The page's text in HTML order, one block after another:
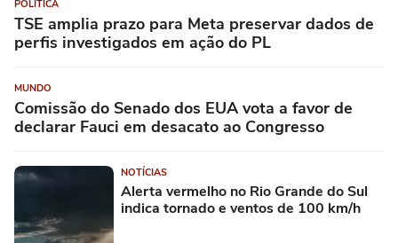
POLÍTICA
TSE amplia prazo para Meta preservar dados de
perfis investigados em ação do PL
MUNDO
Comissão do Senado dos EUA vota a favor de
declarar Fauci em desacato ao Congresso
NOTÍCIAS
Alerta vermelho no Rio Grande do Sul
indica tornado e ventos de 100 km/h